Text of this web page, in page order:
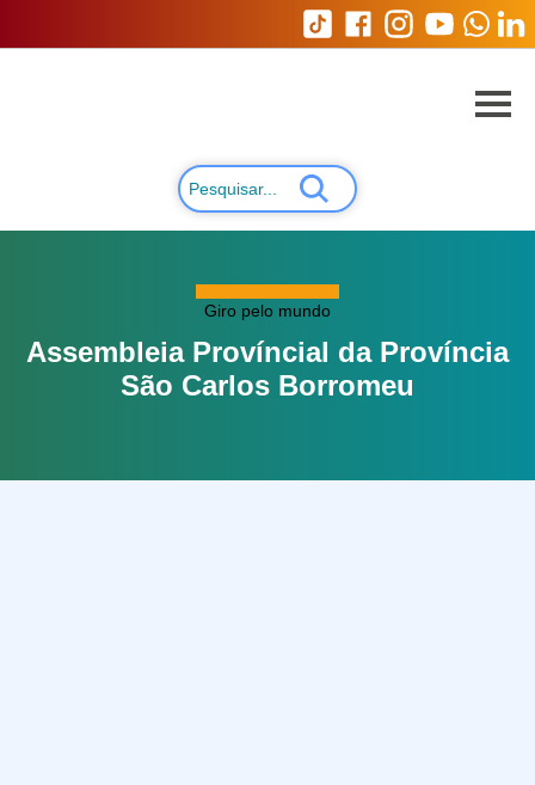
Giro pelo mundo
Assembleia Províncial da Província
São Carlos Borromeu